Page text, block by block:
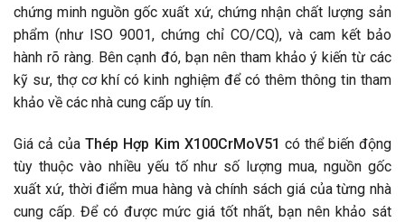
chứng minh nguồn gốc xuất xứ, chứng nhận chất lượng sản
phẩm (như ISO 9001, chứng chỉ CO/CQ), và cam kết bảo
hành rõ ràng. Bên cạnh đó, bạn nên tham khảo ý kiến từ các
kỹ sư, thợ cơ khí có kinh nghiệm để có thêm thông tin tham
khảo về các nhà cung cấp uy tín.
Giá cả củaThép Hợp Kim X100CrMoV51 có thể biến động
tùy thuộc vào nhiều yếu tố như số lượng mua, nguồn gốc
xuất xứ, thời điểm mua hàng và chính sách giá của từng nhà
cung cấp. Để có được mức giá tốt nhất, bạn nên khảo sát